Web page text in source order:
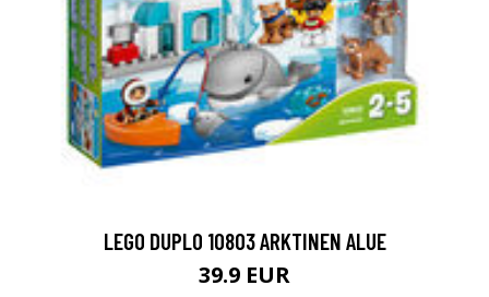
LEGO DUPLO 10803 ARKTINEN ALUE
39.9 EUR